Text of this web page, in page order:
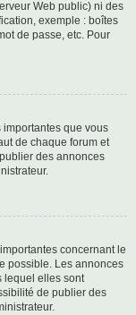
Web public) ni des
exemple : boîtes
de passe, etc. Pour
que vous
de chaque forum et
des annonces
concernant le
possible. Les annonces
lequel elles sont
de publier des